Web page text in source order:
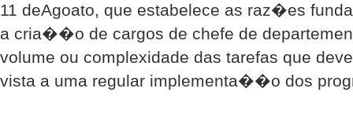
11 deAgoato, que estabelece as raz�es
a cria��o de cargos de chefe de
volume ou complexidade das tarefas que
vista a uma regular implementa��o dos